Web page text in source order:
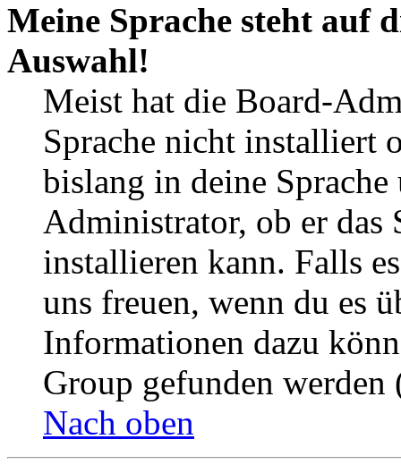
Meine Sprache steht auf
Auswahl!
Meist hat die Board-
Sprache nicht installiert
bislang in deine
Administrator, ob er das
installieren kann. Falls
uns freuen, wenn du es
Informationen dazu
Group gefunden
Nach oben